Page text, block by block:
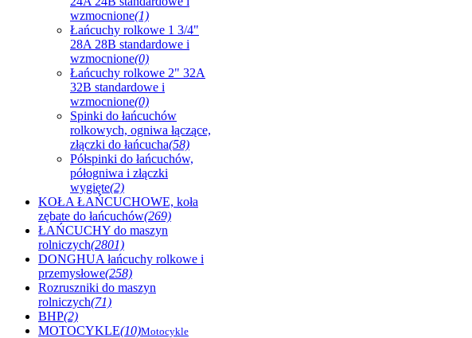
wzmocnione(1)
Łańcuchy rolkowe 1 3/4"
28A 28B standardowe i
wzmocnione(0)
Łańcuchy rolkowe 2" 32A
32B standardowe i
wzmocnione(0)
Spinki do łańcuchów
rolkowych, ogniwa łączące,
złączki do łańcucha(58)
Półspinki do łańcuchów,
półogniwa i złączki
wygięte(2)
KOŁA ŁAŃCUCHOWE, koła
zębate do łańcuchów(269)
ŁAŃCUCHY do maszyn
rolniczych(2801)
DONGHUA łańcuchy rolkowe i
przemysłowe(258)
Rozruszniki do maszyn
rolniczych(71)
BHP(2)
MOTOCYKLE(10)Motocykle